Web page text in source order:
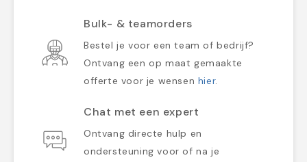
Bulk- & teamorders
Bestel je voor een team of bedrijf?
Ontvang een op maat gemaakte
offerte voor je wensen hier.
Chat met een expert
Ontvang directe hulp en
ondersteuning voor of na je